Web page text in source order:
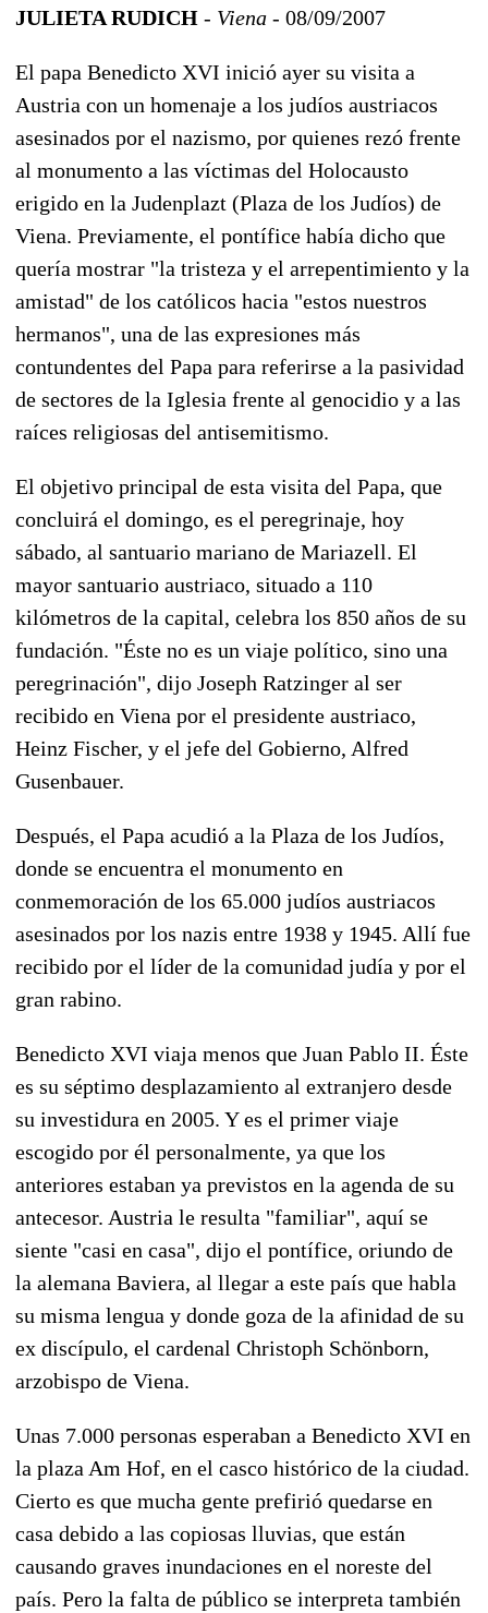
JULIETA RUDICH - Viena - 08/09/2007
El papa Benedicto XVI inició ayer su visita a
Austria con un homenaje a los judíos austriacos
asesinados por el nazismo, por quienes rezó frente
al monumento a las víctimas del Holocausto
erigido en la Judenplazt (Plaza de los Judíos) de
Viena. Previamente, el pontífice había dicho que
quería mostrar "la tristeza y el arrepentimiento y la
amistad" de los católicos hacia "estos nuestros
hermanos", una de las expresiones más
contundentes del Papa para referirse a la pasividad
de sectores de la Iglesia frente al genocidio y a las
raíces religiosas del antisemitismo.
El objetivo principal de esta visita del Papa, que
concluirá el domingo, es el peregrinaje, hoy
sábado, al santuario mariano de Mariazell. El
mayor santuario austriaco, situado a 110
kilómetros de la capital, celebra los 850 años de su
fundación. "Éste no es un viaje político, sino una
peregrinación", dijo Joseph Ratzinger al ser
recibido en Viena por el presidente austriaco,
Heinz Fischer, y el jefe del Gobierno, Alfred
Gusenbauer.
Después, el Papa acudió a la Plaza de los Judíos,
donde se encuentra el monumento en
conmemoración de los 65.000 judíos austriacos
asesinados por los nazis entre 1938 y 1945. Allí fue
recibido por el líder de la comunidad judía y por el
gran rabino.
Benedicto XVI viaja menos que Juan Pablo II. Éste
es su séptimo desplazamiento al extranjero desde
su investidura en 2005. Y es el primer viaje
escogido por él personalmente, ya que los
anteriores estaban ya previstos en la agenda de su
antecesor. Austria le resulta "familiar", aquí se
siente "casi en casa", dijo el pontífice, oriundo de
la alemana Baviera, al llegar a este país que habla
su misma lengua y donde goza de la afinidad de su
ex discípulo, el cardenal Christoph Schönborn,
arzobispo de Viena.
Unas 7.000 personas esperaban a Benedicto XVI en
la plaza Am Hof, en el casco histórico de la ciudad.
Cierto es que mucha gente prefirió quedarse en
casa debido a las copiosas lluvias, que están
causando graves inundaciones en el noreste del
país. Pero la falta de público se interpreta también